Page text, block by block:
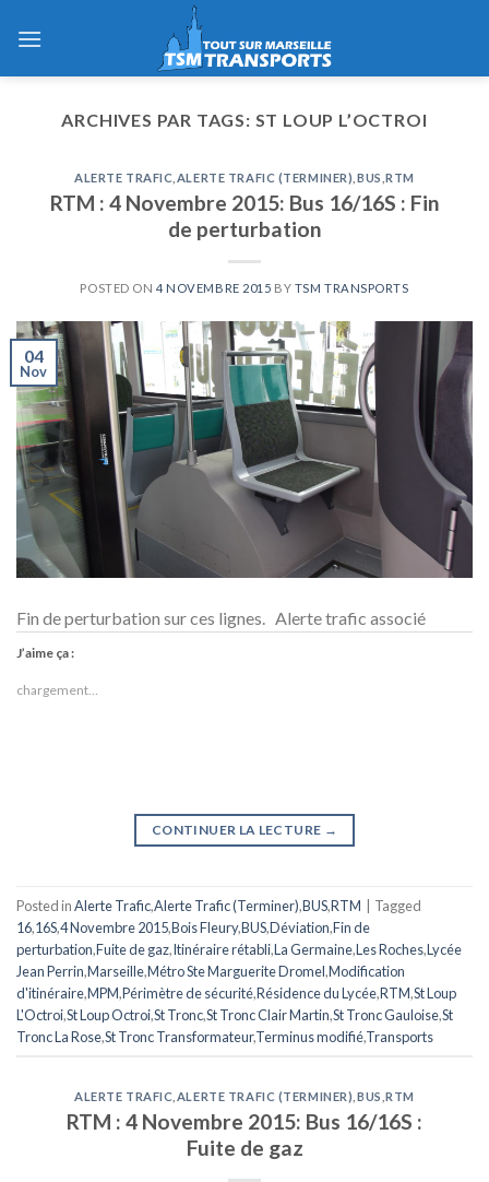
ARCHIVES PAR TAGS: ST LOUP L’OCTROI
ALERTE TRAFIC ALERTE TRAFIC (TERMINER) BUS ,RTM
RTM : 4 Novembre 2015: Bus 16/16S : Fin
de perturbation
POSTED ON4 NOVEMBRE 2015 BY TSM TRANSPORTS
04
Nov
Fin de perturbation sur ces lignes. Alerte trafic associé
J’aime ça :
chargement…
CONTINUER LA LECTURE →
Posted inAlerte Trafic,Alerte Trafic (Terminer),BUS,RTM
Tagged
16,16S,4 Novembre 2015,Bois Fleury,BUS,Déviation,Fin de
perturbation,Fuite de gaz,Itinéraire rétabli,La Germaine,Les Roches,Lycée
Jean Perrin,Marseille,Métro Ste Marguerite Dromel,Modification
d'itinéraire,MPM,Périmètre de sécurité,Résidence du Lycée,RTM,St Loup
L'Octroi,St Loup Octroi,St Tronc,St Tronc Clair Martin,St Tronc Gauloise,St
Tronc La Rose,St Tronc Transformateur,Terminus modifié,Transports
ALERTE TRAFIC ALERTE TRAFIC (TERMINER) BUS ,RTM
RTM : 4 Novembre 2015: Bus 16/16S :
Fuite de gaz